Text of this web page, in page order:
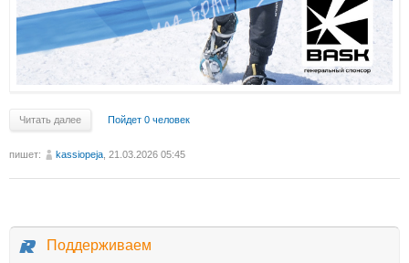
Читать далее Пойдет 0 человек
пишет: kassiopeja , 21.03.2026 05:45
Поддерживаем